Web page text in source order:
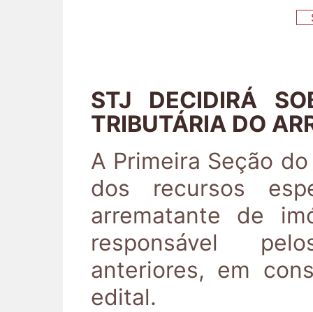
STJ DECIDIRÁ
TRIBUTÁRIA DO
A Primeira Seção
dos recursos
arrematante de
responsável
anteriores, em
edital.